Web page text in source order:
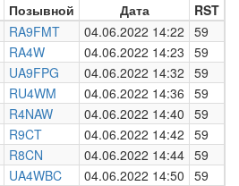
Позывной Дата
RST
RA9FMT 04.06.2022 14:22 59
RA4W 04.06.2022 14:23 59
UA9FPG 04.06.2022 14:32 59
RU4WM 04.06.2022 14:36 59
R4NAW 04.06.2022 14:40 59
R9CT 04.06.2022 14:42 59
R8CN 04.06.2022 14:44 59
UA4WBC 04.06.2022 14:50 59